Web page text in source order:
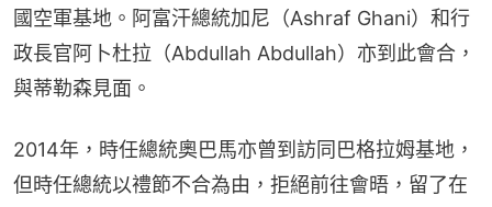
國空軍基地。阿富汗總統加尼（Ashraf Ghani）和行
政長官阿卜杜拉（Abdullah Abdullah）亦到此會合，
與蒂勒森見面。
2014年，時任總統奧巴馬亦曾到訪同巴格拉姆基地，
但時任總統以禮節不合為由，拒絕前往會晤，留了在